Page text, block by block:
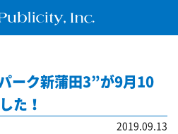
ーク新蒲田3”が9月10
た！
2019.09.13